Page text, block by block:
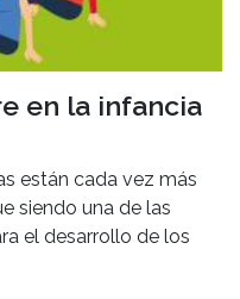
en la infancia
están cada vez más
siendo una de las
el desarrollo de los